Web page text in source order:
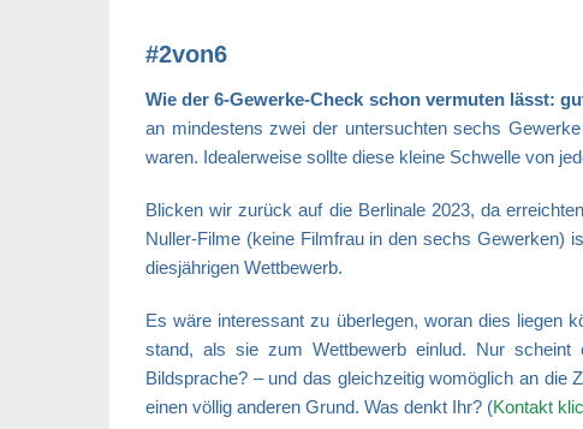
#2von6
Wie der 6-Gewerke-Check schon vermuten lässt:
an mindestens zwei der untersuchten sechs
waren. Idealerweise sollte diese kleine Schwelle von
Blicken wir zurück auf die Berlinale 2023, da
Nuller-Filme (keine Filmfrau in den sechs Gewerken)
diesjährigen Wettbewerb.
Es wäre interessant zu überlegen, woran dies liegen
stand, als sie zum Wettbewerb einlud. Nur
Bildsprache? – und das gleichzeitig womöglich an
einen völlig anderen Grund. Was denkt Ihr? (Kontakt